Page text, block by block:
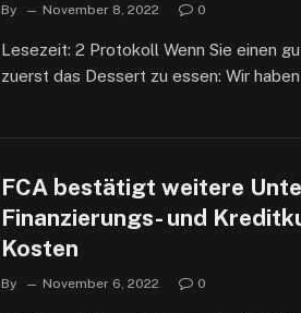
By November 8, 2022 0
Lesezeit: 2 Protokoll Wenn Sie einen
zuerst das Dessert zu essen: Wir
FCA bestätigt weitere
Finanzierungs- und
Kosten
By November 6, 2022 0